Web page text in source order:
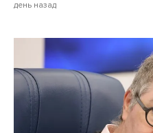
день назад